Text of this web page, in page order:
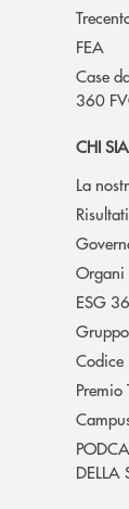
FEA
Case
360
CHI
La
Risultati
Organi
ESG
Gruppo
Codice
Premio
DELLA